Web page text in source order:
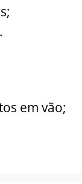
em vão;